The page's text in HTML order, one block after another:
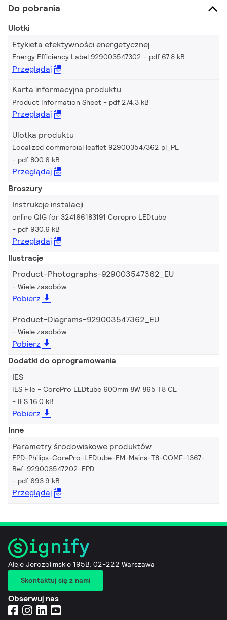
Do pobrania
Ulotki
Etykieta efektywności energetycznej
Energy Efficiency Label 929003547302 pdf 67.8 kB
Przeglądaj
Karta informacyjna produktu
Product Information Sheet pdf 274.3 kB
Przeglądaj
Ulotka produktu
Localized commercial leaflet 929003547362 pl_PL
pdf 800.6 kB
Przeglądaj
Broszury
Instrukcje instalacji
online QIG for 324166183191 Corepro LEDtube
pdf 930.6 kB
Przeglądaj
Ilustracje
Product-Photographs-929003547362_EU
Wiele zasobów
Pobierz
Product-Diagrams-929003547362_EU
Wiele zasobów
Pobierz
Dodatki do oprogramowania
IES
IES File - CorePro LEDtube 600mm 8W 865 T8 CL
IES 16.0 kB
Pobierz
Inne
Parametry środowiskowe produktów
EPD-Philips-CorePro-LEDtube-EM-Mains-T8-COMF-1367-
Ref-929003547202-EPD
pdf 693.9 kB
Przeglądaj
Aleje Jerozolimskie 195B, 02-222 Warszawa
Skontaktuj się z nami
Obserwuj nas